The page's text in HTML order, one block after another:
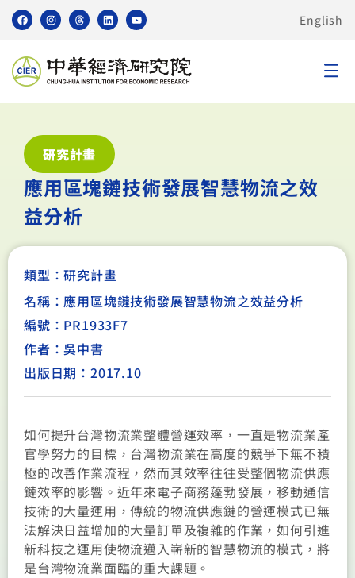
English
研究計畫
應用區塊鏈技術發展智慧物流之效
益分析
類型：研究計畫
名稱：應用區塊鏈技術發展智慧物流之效益分析
編號：PR1933F7
作者：吳中書
出版日期：2017.10
如何提升台灣物流業整體營運效率，一直是物流業產
官學努力的目標，台灣物流業在高度的競爭下無不積
極的改善作業流程，然而其效率往往受整個物流供應
鏈效率的影響。近年來電子商務蓬勃發展，移動通信
技術的大量運用，傳統的物流供應鏈的營運模式已無
法解決日益增加的大量訂單及複雜的作業，如何引進
新科技之運用使物流邁入嶄新的智慧物流的模式，將
是台灣物流業面臨的重大課題。